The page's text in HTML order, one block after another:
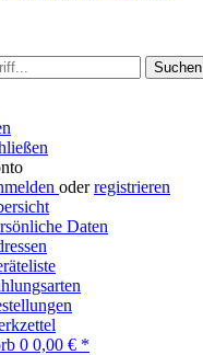
Suchen
oderregistrieren
Daten
0 0,00 € *